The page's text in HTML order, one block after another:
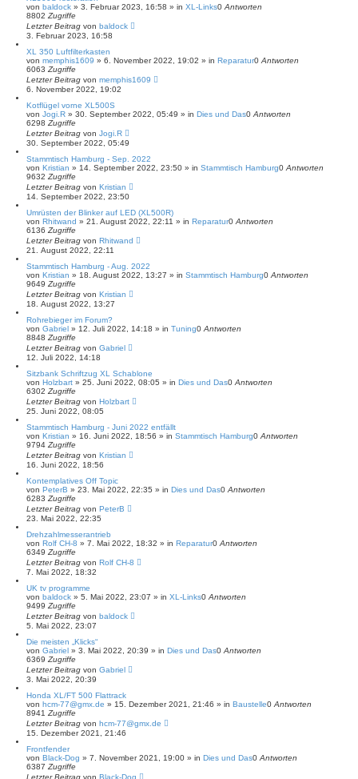
von baldock » 3. Februar 2023, 16:58 » in XL-Links0 Antworten
8802 Zugriffe
Letzter Beitrag von baldock
3. Februar 2023, 16:58
XL 350 Luftfilterkasten
von memphis1609 » 6. November 2022, 19:02 » in Reparatur0 Antworten
6063 Zugriffe
Letzter Beitrag von memphis1609
6. November 2022, 19:02
Kotflügel vorne XL500S
von Jogi.R » 30. September 2022, 05:49 » in Dies und Das0 Antworten
6298 Zugriffe
Letzter Beitrag von Jogi.R
30. September 2022, 05:49
Stammtisch Hamburg - Sep. 2022
von Kristian » 14. September 2022, 23:50 » in Stammtisch Hamburg0 Antworten
9632 Zugriffe
Letzter Beitrag von Kristian
14. September 2022, 23:50
Umrüsten der Blinker auf LED (XL500R)
von Rhitwand » 21. August 2022, 22:11 » in Reparatur0 Antworten
6136 Zugriffe
Letzter Beitrag von Rhitwand
21. August 2022, 22:11
Stammtisch Hamburg - Aug. 2022
von Kristian » 18. August 2022, 13:27 » in Stammtisch Hamburg0 Antworten
9649 Zugriffe
Letzter Beitrag von Kristian
18. August 2022, 13:27
Rohrebieger im Forum?
von Gabriel » 12. Juli 2022, 14:18 » in Tuning0 Antworten
8848 Zugriffe
Letzter Beitrag von Gabriel
12. Juli 2022, 14:18
Sitzbank Schriftzug XL Schablone
von Holzbart » 25. Juni 2022, 08:05 » in Dies und Das0 Antworten
6302 Zugriffe
Letzter Beitrag von Holzbart
25. Juni 2022, 08:05
Stammtisch Hamburg - Juni 2022 entfällt
von Kristian » 16. Juni 2022, 18:56 » in Stammtisch Hamburg0 Antworten
9794 Zugriffe
Letzter Beitrag von Kristian
16. Juni 2022, 18:56
Kontemplatives Off Topic
von PeterB » 23. Mai 2022, 22:35 » in Dies und Das0 Antworten
6283 Zugriffe
Letzter Beitrag von PeterB
23. Mai 2022, 22:35
Drehzahlmesserantrieb
von Rolf CH-8 » 7. Mai 2022, 18:32 » in Reparatur0 Antworten
6349 Zugriffe
Letzter Beitrag von Rolf CH-8
7. Mai 2022, 18:32
UK tv programme
von baldock » 5. Mai 2022, 23:07 » in XL-Links0 Antworten
9499 Zugriffe
Letzter Beitrag von baldock
5. Mai 2022, 23:07
Die meisten „Klicks“
von Gabriel » 3. Mai 2022, 20:39 » in Dies und Das0 Antworten
6369 Zugriffe
Letzter Beitrag von Gabriel
3. Mai 2022, 20:39
Honda XL/FT 500 Flattrack
von hcm-77@gmx.de » 15. Dezember 2021, 21:46 » in Baustelle0 Antworten
8941 Zugriffe
Letzter Beitrag von hcm-77@gmx.de
15. Dezember 2021, 21:46
Frontfender
von Black-Dog » 7. November 2021, 19:00 » in Dies und Das0 Antworten
6387 Zugriffe
Letzter Beitrag von Black-Dog